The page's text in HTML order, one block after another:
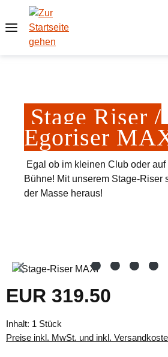
Zum Hauptinhalt springen
Stage Riser /
Egoriser
Egal ob im kleinen Club oder
Bühne! Mit unserem Stage-Riser
der Masse heraus!
Bildergalerie überspringen
Regulärer Preis:
EUR 319.50
Inhalt: 1 Stück
Preise inkl. MwSt. und inkl.